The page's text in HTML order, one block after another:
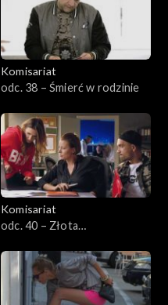
Komisariat
odc. 38 – Śmierć w rodzinie
Komisariat
odc. 40 – Złota